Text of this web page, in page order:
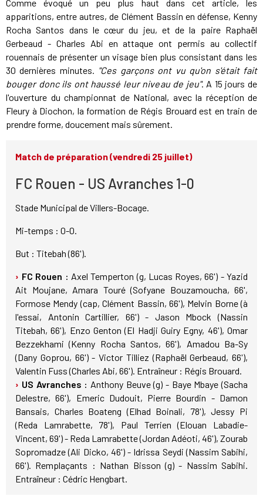
Comme évoqué un peu plus haut dans cet article, les
apparitions, entre autres, de Clément Bassin en défense, Kenny
Rocha Santos dans le cœur du jeu, et de la paire Raphaël
Gerbeaud - Charles Abi en attaque ont permis au collectif
rouennais de présenter un visage bien plus consistant dans les
30 dernières minutes. "Ces garçons ont vu qu'on s'était fait
bouger donc ils ont haussé leur niveau de jeu". A 15 jours de
l'ouverture du championnat de National, avec la réception de
Fleury à Diochon, la formation de Régis Brouard est en train de
prendre forme, doucement mais sûrement.
Match de préparation (vendredi 25 juillet)
FC Rouen - US Avranches 1-0
Stade Municipal de Villers-Bocage.
Mi-temps : 0-0.
But : Titebah (86').
FC Rouen : Axel Temperton (g, Lucas Royes, 66') - Yazid
Ait Moujane, Amara Touré (Sofyane Bouzamoucha, 66',
Formose Mendy (cap, Clément Bassin, 66'), Melvin Borne (à
l'essai, Antonin Cartillier, 66') - Jason Mbock (Nassin
Titebah, 66'), Enzo Genton (El Hadji Guiry Egny, 46'), Omar
Bezzekhami (Kenny Rocha Santos, 66'), Amadou Ba-Sy
(Dany Goprou, 66') - Victor Tilliez (Raphaël Gerbeaud, 66'),
Valentin Fuss (Charles Abi, 66'). Entraîneur : Régis Brouard.
US Avranches : Anthony Beuve (g) - Baye Mbaye (Sacha
Delestre, 66'), Emeric Dudouit, Pierre Bourdin - Damon
Bansais, Charles Boateng (Elhad Boinali, 78'), Jessy Pi
(Reda Lamrabette, 78'), Paul Terrien (Elouan Labadie-
Vincent, 69') - Reda Lamrabette (Jordan Adéoti, 46'), Zourab
Sopromadze (Ali Dicko, 46') - Idrissa Seydi (Nassim Sabihi,
66'). Remplaçants : Nathan Bisson (g) - Nassim Sabihi.
Entraîneur : Cédric Hengbart.